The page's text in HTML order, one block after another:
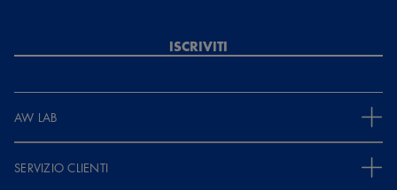
ISCRIVITI
AW LAB
SERVIZIO CLIENTI